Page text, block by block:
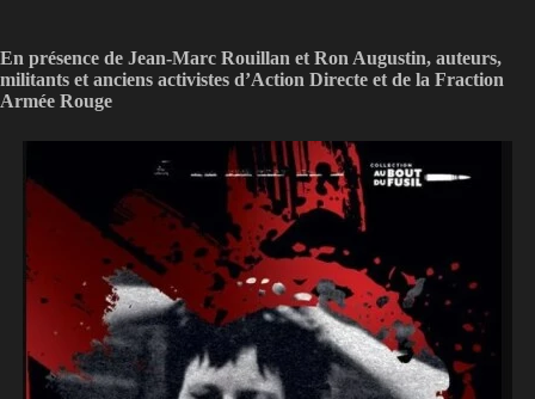
En présence de Jean-Marc Rouillan et Ron Augustin, auteurs,
militants et anciens activistes d’Action Directe et de la Fraction
Armée Rouge